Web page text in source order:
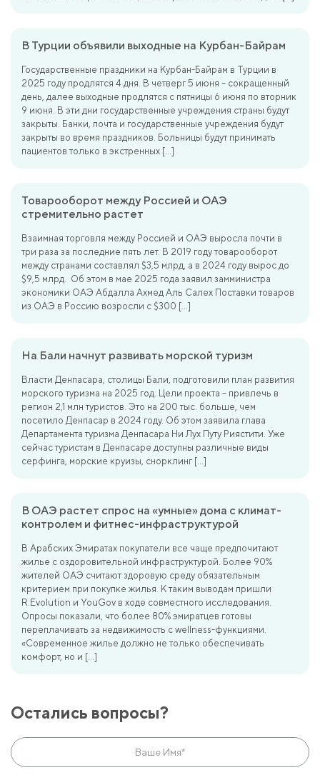
В Турции объявили выходные на Курбан-Байрам
Государственные праздники на Курбан-Байрам в Турции в
2025 году продлятся 4 дня. В четверг 5 июня – сокращенный
день, далее выходные продлятся с пятницы 6 июня по вторник
9 июня. В эти дни государственные учреждения страны будут
закрыты. Банки, почта и государственные учреждения будут
закрыты во время праздников. Больницы будут принимать
пациентов только в экстренных […]
Товарооборот между Россией и ОАЭ
стремительно растет
Взаимная торговля между Россией и ОАЭ выросла почти в
три раза за последние пять лет. В 2019 году товарооборот
между странами составлял $3,5 млрд, а в 2024 году вырос до
$9,5 млрд. Об этом в мае 2025 года заявил замминистра
экономики ОАЭ Абдалла Ахмед Аль Салех Поставки товаров
из ОАЭ в Россию возросли с $300 […]
На Бали начнут развивать морской туризм
Власти Денпасара, столицы Бали, подготовили план развития
морского туризма на 2025 год. Цели проекта – привлечь в
регион 2,1 млн туристов. Это на 200 тыс. больше, чем
посетило Денпасар в 2024 году. Об этом заявила глава
Департамента туризма Денпасара Ни Лух Путу Риястити. Уже
сейчас туристам в Денпасаре доступны различные виды
серфинга, морские круизы, снорклинг […]
В ОАЭ растет спрос на «умные» дома с климат-
контролем и фитнес-инфраструктурой
В Арабских Эмиратах покупатели все чаще предпочитают
жилье с оздоровительной инфраструктурой. Более 90%
жителей ОАЭ считают здоровую среду обязательным
критерием при покупке жилья. К таким выводам пришли
R.Evolution и YouGov в ходе совместного исследования.
Опросы показали, что более 80% эмиратцев готовы
переплачивать за недвижимость с wellness-функциями.
«Современное жилье должно не только обеспечивать
комфорт, но и […]
Остались вопросы?